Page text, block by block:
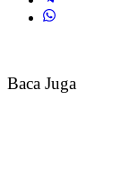
Baca Juga